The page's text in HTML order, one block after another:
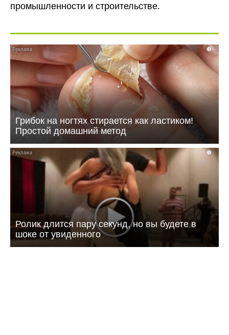
промышленности и строительстве.
i
Грибок на ногтях стирается как ластиком!
Простой домашний метод
i
Ролик длится пару секунд, но вы будете в
шоке от увиденного